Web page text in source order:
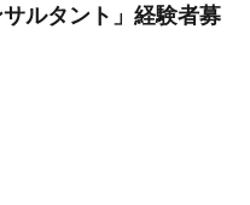
ルタント」経験者募